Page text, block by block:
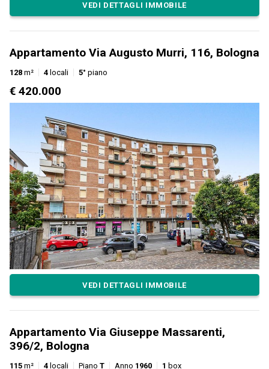
VEDI DETTAGLI IMMOBILE
Appartamento Via Augusto Murri, 116, Bologna
128 m² 4 locali 5° piano
€ 420.000
VEDI DETTAGLI IMMOBILE
Appartamento Via Giuseppe Massarenti,
396/2, Bologna
115 m² 4 locali Piano T Anno 1960 1 box